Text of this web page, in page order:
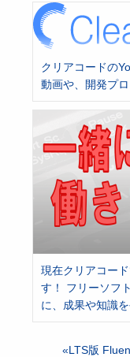
クリアコードの
動画や、開発プ
現在クリアコー
す！ フリーソフ
に、成果や知識
LTS版